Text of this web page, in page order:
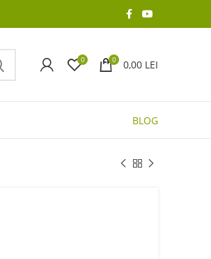
0 0 0,00 LEI
BLOG